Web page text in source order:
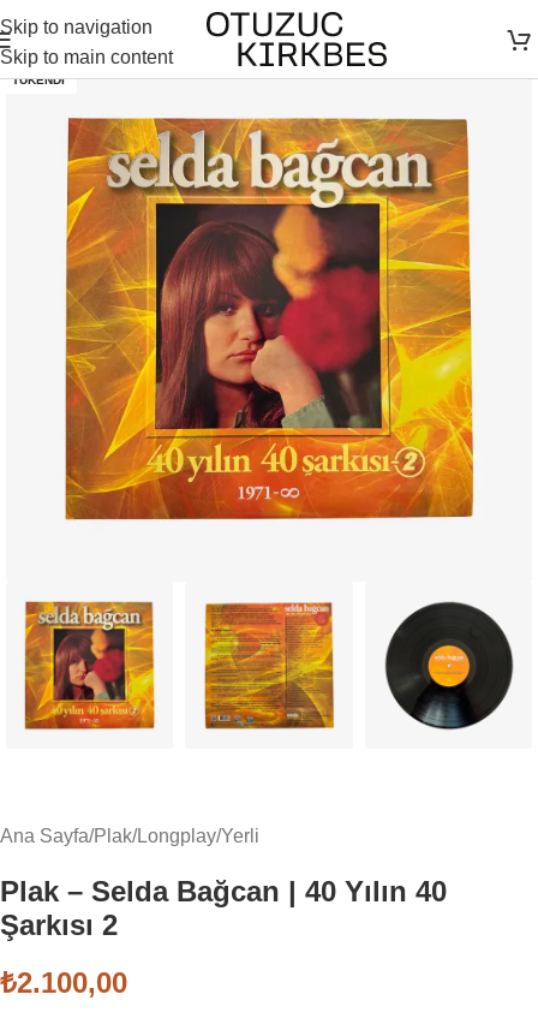
Skip to navigation
Skip to main content
TÜKENDI
Ana Sayfa/Plak/Longplay/Yerli
Plak – Selda Bağcan | 40 Yılın 40
Şarkısı 2
₺2.100,00